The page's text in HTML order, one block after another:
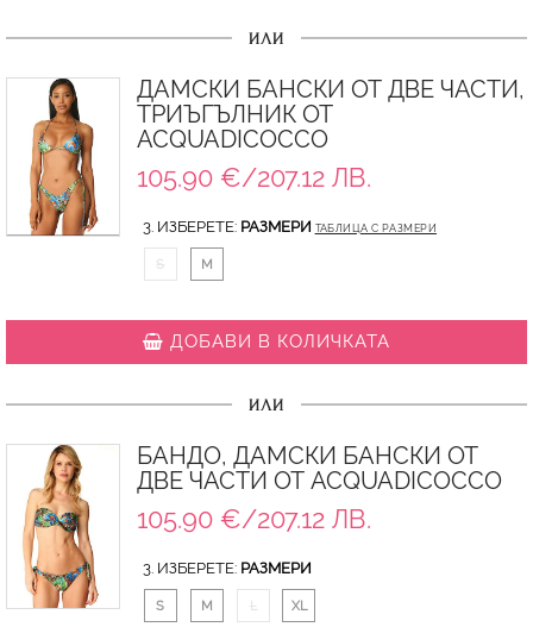
ИЛИ
ДАМСКИ БАНСКИ ОТ ДВЕ ЧАСТИ,
ТРИЪГЪЛНИК ОТ
ACQUADICOCCO
105.90 €/207.12 ЛВ.
3. ИЗБЕРЕТЕ: РАЗМЕРИ ТАБЛИЦА С РАЗМЕРИ
S M
ДОБАВИ В КОЛИЧКАТА
ИЛИ
БАНДО, ДАМСКИ БАНСКИ ОТ
ДВЕ ЧАСТИ ОТ ACQUADICOCCO
105.90 €/207.12 ЛВ.
3. ИЗБЕРЕТЕ: РАЗМЕРИ
S M L XL